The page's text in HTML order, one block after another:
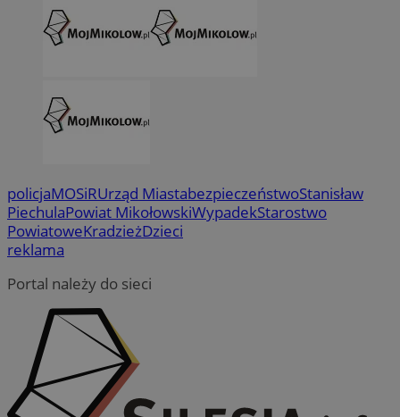
policjaMOSiRUrząd MiastabezpieczeństwoStanisław
PiechulaPowiat MikołowskiWypadekStarostwo
PowiatoweKradzieżDzieci
reklama
Portal należy do sieci